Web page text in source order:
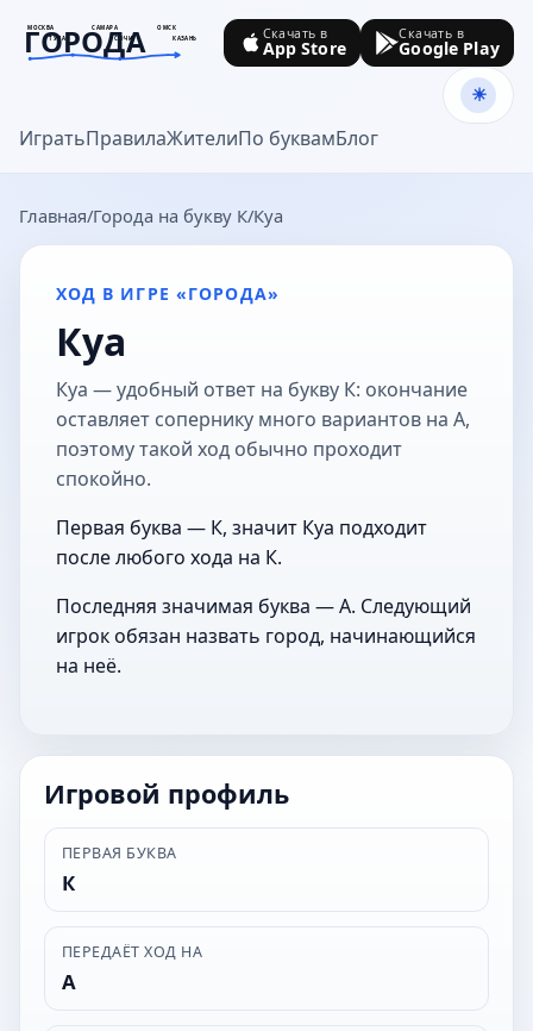
МОСКВА САМАРА
ОМСК
ТУЛА
СОЧИ КАЗАНЬ
ГОРОДА
goroda-na.ru
ИгратьПравилаЖителиПо буквамБлог
Скачать в
App Store
Скачать в
Google Play
Главная Города на букву К Куа
ХОД В ИГРЕ «ГОРОДА»
Куа
Куа — удобный ответ на букву К: окончание
оставляет сопернику много вариантов на А,
поэтому такой ход обычно проходит
спокойно.
Первая буква — К, значит Куа подходит
после любого хода на К.
Последняя значимая буква — А. Следующий
игрок обязан назвать город, начинающийся
на неё.
Игровой профиль
ПЕРВАЯ БУКВА
К
ПЕРЕДАЁТ ХОД НА
А